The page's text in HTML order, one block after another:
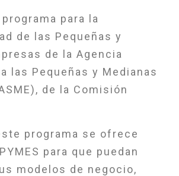
programa para la
de las Pequeñas y
de la Agencia
las Pequeñas y Medianas
de la Comisión
programa se ofrece
para que puedan
modelos de negocio,